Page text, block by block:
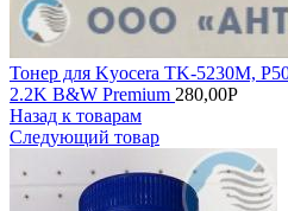
Тонер для Kyocera TK-5230M,
2.2K B&W Premium 280,00Р
Назад к товарам
Следующий товар